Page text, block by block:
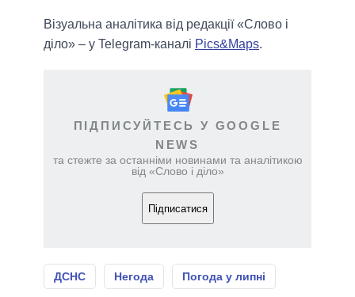
Візуальна аналітика від редакції «Слово і
діло» – у Telegram-каналі Pics&Maps.
ПІДПИСУЙТЕСЬ У GOOGLE
NEWS
та стежте за останніми новинами та аналітикою
від «Слово і діло»
Підписатися
ДСНС Негода Погода у липні